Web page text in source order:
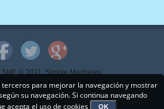
SMF © 2011,Simple Machines
Todos los Derechos Reservados.
terceros para mejorar la navegación y mostrar
su navegación. Si continua navegando
acepta el uso de cookies
OK